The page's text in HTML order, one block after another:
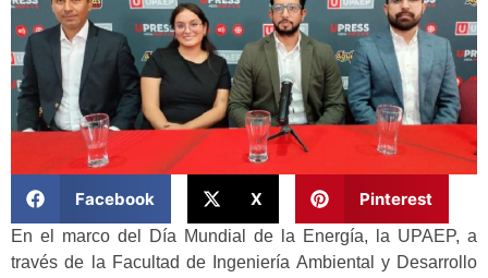
Facebook X Pinterest
En el marco del Día Mundial de la Energía, la UPAEP, a
través de la Facultad de Ingeniería Ambiental y Desarrollo